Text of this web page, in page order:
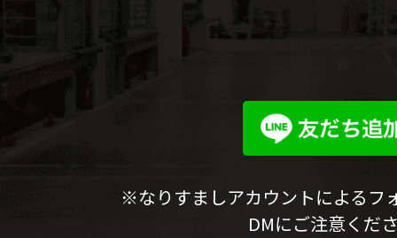
※なりすましアカウントによるフ
DMにご注意くだ